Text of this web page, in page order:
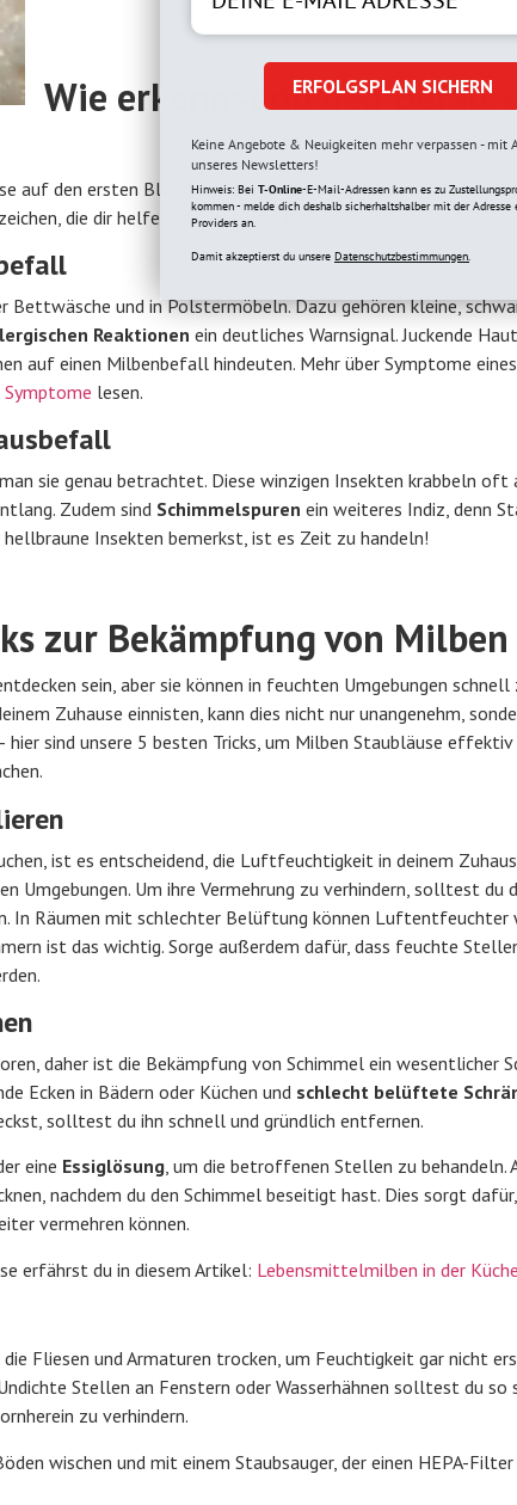
Wie erkennst du den Befall
auf den ersten Blick zu erkennen. Da sie so klein sind,
die dir helfen können, ihren Befall zu erkennen.
Bettwäsche und in Polstermöbeln. Dazu gehören kleine,
Reaktionen ein deutliches Warnsignal. Juckende
auf einen Milbenbefall hindeuten. Mehr über Symptome
lesen.
sie genau betrachtet. Diese winzigen Insekten krabbeln
Zudem sind Schimmelspuren ein weiteres Indiz, denn
hellbraune Insekten bemerkst, ist es Zeit zu handeln!
zur Bekämpfung von
sein, aber sie können in feuchten Umgebungen schnell
Zuhause einnisten, kann dies nicht nur unangenehm,
hier sind unsere 5 besten Tricks, um Milben Staubläuse
ist es entscheidend, die Luftfeuchtigkeit in deinem
Umgebungen. Um ihre Vermehrung zu verhindern, solltest du
In Räumen mit schlechter Belüftung können Luftentfeuchter
ist das wichtig. Sorge außerdem dafür, dass feuchte
daher ist die Bekämpfung von Schimmel ein wesentlicher
Ecken in Bädern oder Küchen und schlecht belüftete
solltest du ihn schnell und gründlich entfernen.
eine Essiglösung, um die betroffenen Stellen zu behandeln.
nachdem du den Schimmel beseitigt hast. Dies sorgt
vermehren können.
erfährst du in diesem Artikel: Lebensmittelmilben in der Küche
Fliesen und Armaturen trocken, um Feuchtigkeit gar nicht
Stellen an Fenstern oder Wasserhähnen solltest du so
zu verhindern.
wischen und mit einem Staubsauger, der einen HEPA-
ERFOLGSPLAN SICHERN
Keine Angebote & Neuigkeiten mehr verpassen - mit
unseres Newsletters!
Hinweis: Bei T-Online-E-Mail-Adressen kann es zu
kommen - melde dich deshalb sicherhaltshalber mit der Adresse
Providers an.
Damit akzeptierst du unsere Datenschutzbestimmungen.